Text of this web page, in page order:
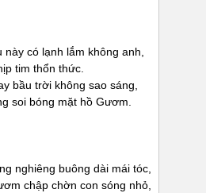
này có lạnh lắm không anh,
tim thổn thức.
bầu trời không sao sáng,
soi bóng mặt hồ Gươm.
nghiêng buông dài mái tóc,
chập chờn con sóng nhỏ,